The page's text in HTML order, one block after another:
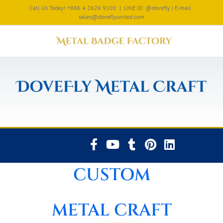
Call Us Today! +886 4 2626 9101 | LINE ID: @dovefly | E-mail :
sales@doveflyunited.com
CUSTOM
METAL CRAFT